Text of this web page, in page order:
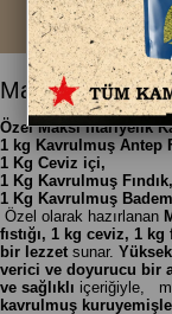
Maksi
Özel Maksi İftariyelik
1 kg Kavrulmuş Antep
1 Kg Ceviz içi,
1 Kg Kavrulmuş Fındık,
1 Kg Kavrulmuş Badem
Özel olarak hazırlanan
fıstığı, 1 kg ceviz, 1 kg
bir lezzet sunar.
verici ve doyurucu bir
ve sağlıklı içeriğiyle,
kavrulmuş